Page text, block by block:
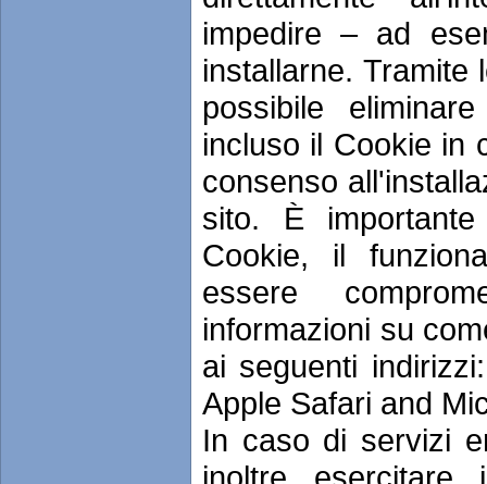
impedire – ad
installarne. Tramite
possibile
incluso il Cookie in
consenso
sito. È
Cookie, il
essere
informazioni su
ai seguenti
Apple Safari and
In caso di servizi